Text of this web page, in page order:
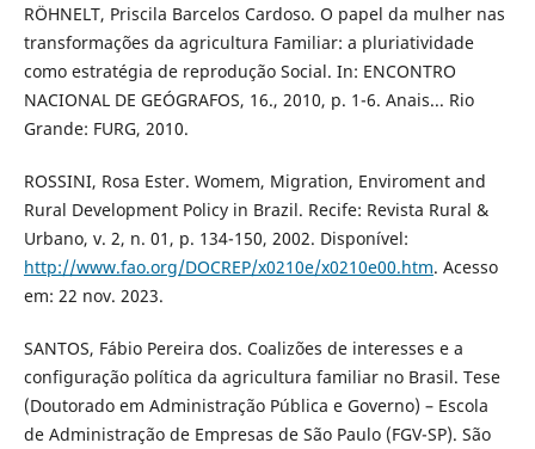
RÖHNELT, Priscila Barcelos Cardoso. O papel da mulher nas
transformações da agricultura Familiar: a pluriatividade
como estratégia de reprodução Social. In: ENCONTRO
NACIONAL DE GEÓGRAFOS, 16., 2010, p. 1-6. Anais... Rio
Grande: FURG, 2010.
ROSSINI, Rosa Ester. Womem, Migration, Enviroment and
Rural Development Policy in Brazil. Recife: Revista Rural &
Urbano, v. 2, n. 01, p. 134-150, 2002. Disponível:
http://www.fao.org/DOCREP/x0210e/x0210e00.htm. Acesso
em: 22 nov. 2023.
SANTOS, Fábio Pereira dos. Coalizões de interesses e a
configuração política da agricultura familiar no Brasil. Tese
(Doutorado em Administração Pública e Governo) – Escola
de Administração de Empresas de São Paulo (FGV-SP). São